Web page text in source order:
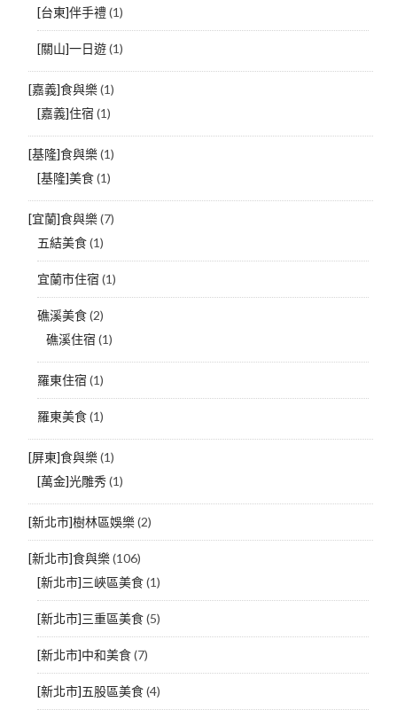
[台東]伴手禮(1)
[關山]一日遊(1)
[嘉義]食與樂(1)
[嘉義]住宿 (1)
[基隆]食與樂(1)
[基隆]美食(1)
[宜蘭]食與樂(7)
五結美食(1)
宜蘭市住宿 (1)
礁溪美食(2)
礁溪住宿 (1)
羅東住宿 (1)
羅東美食(1)
[屏東]食與樂(1)
[萬金]光雕秀(1)
[新北市]樹林區娛樂(2)
[新北市]食與樂(106)
[新北市]三峽區美食(1)
[新北市]三重區美食(5)
[新北市]中和美食(7)
[新北市]五股區美食(4)